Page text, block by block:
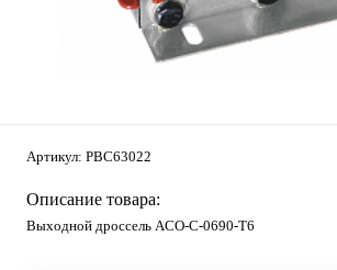
Артикул: PBC63022
Описание товара:
Выходной дроссель ACO-C-0690-T6